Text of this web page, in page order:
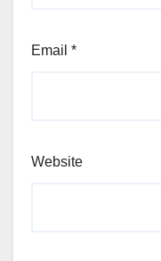
Email *
Website